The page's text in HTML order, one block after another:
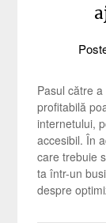
Pasul către
profitabilă
internetului,
accesibil. În
care trebuie
ta într-un
despre